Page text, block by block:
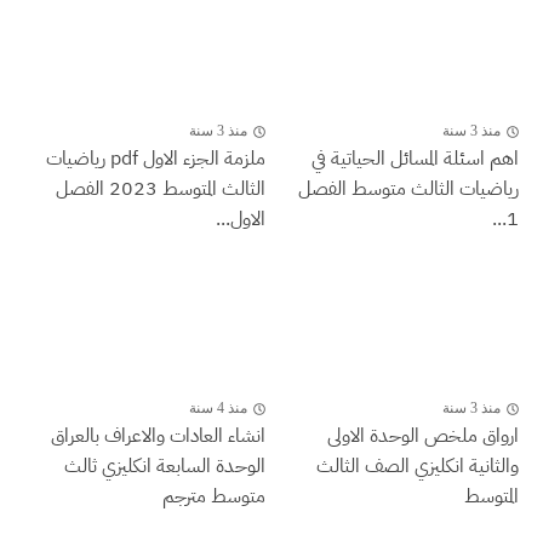
منذ 3 سنة
اهم اسئلة المسائل الحياتية في
رياضيات الثالث متوسط الفصل
1...
منذ 3 سنة
ملزمة الجزء الاول pdf رياضيات
الثالث المتوسط 2023 الفصل
الاول...
منذ 3 سنة
ارواق ملخص الوحدة الاولى
والثانية انكليزي الصف الثالث
المتوسط
منذ 4 سنة
انشاء العادات والاعراف بالعراق
الوحدة السابعة انكليزي ثالث
متوسط مترجم